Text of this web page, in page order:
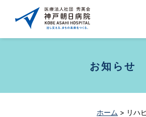
お知らせ
ホーム > リハ